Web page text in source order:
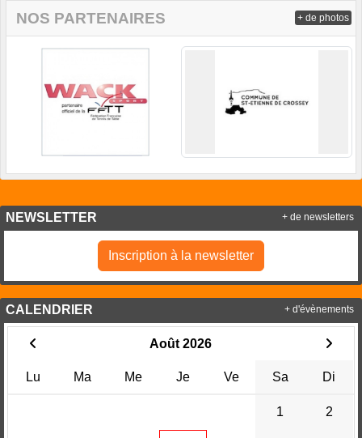
NOS PARTENAIRES + de photos
NEWSLETTER
Inscription à la newsletter
+ de newsletters
CALENDRIER
Août 2026
Lu Ma Me Je Ve Sa Di
1 2
+ d'évènements